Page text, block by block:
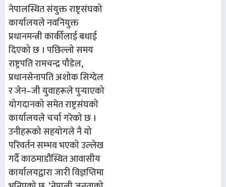
नेपालस्थित संयुक्त राष्ट्रसंघको
कार्यालयले नवनियुक्त
प्रधानमन्त्री कार्कीलाई बधाई
दिएको छ । पछिल्लो समय
राष्ट्रपति रामचन्द्र पौडेल,
प्रधानसेनापति अशोक सिग्देल
र जेन–जी युवाहरूले पुर्‍याएको
योगदानको समेत राष्ट्रसंघको
कार्यालयले चर्चा गरेको छ ।
उनीहरूको सहयोगले नै यो
परिवर्तन सम्भव भएको उल्लेख
गर्दै काठमाडौंस्थित आवासीय
कार्यालयद्वारा जारी विज्ञप्तिमा